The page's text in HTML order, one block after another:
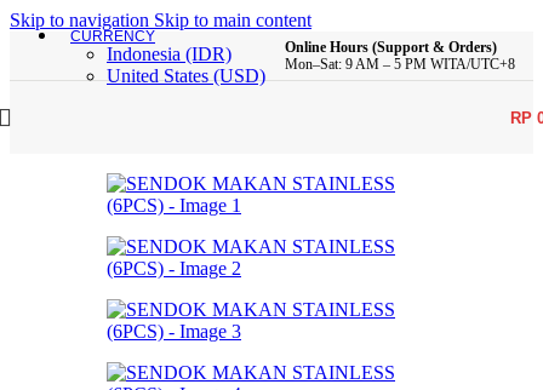
Skip to navigation Skip to main content
CURRENCY
Indonesia (IDR)
United States (USD)
Online Hours (Support & Orders)
Mon–Sat: 9 AM – 5 PM WITA/UTC+8
RP